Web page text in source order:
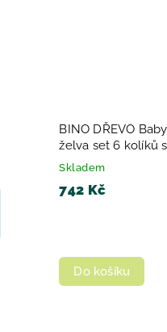
BINO DŘEVO
želva set 6 kolíků
Skladem
742 Kč
Do košíku